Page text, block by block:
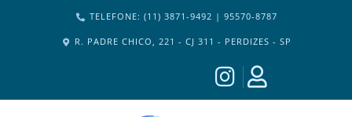
TELEFONE: (11) 3871-9492 | 95570-8787
R. PADRE CHICO, 221 - CJ 311 - PERDIZES - SP